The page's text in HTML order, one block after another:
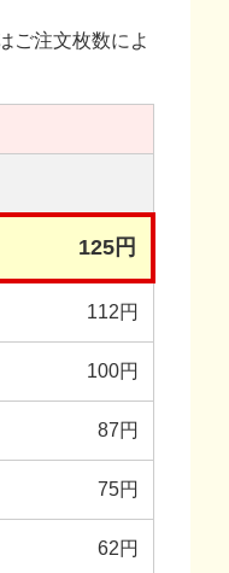
ご注文枚数によ
125円
112円
100円
87円
75円
62円